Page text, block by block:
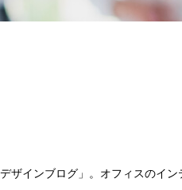
ザインブログ」。オフィスのイ